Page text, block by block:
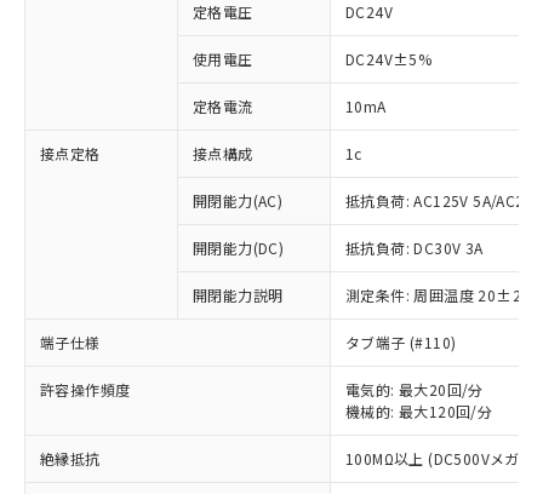
定格電圧 DC24V
使用電圧 DC24V±5%
定格電流 10mA
接点定格 接点構成 1c
開閉能力(AC) 抵抗負荷: AC125V 5A/
開閉能力(DC) 抵抗負荷: DC30V 3A
開閉能力説明 測定条件: 周囲温度 20±2℃
端子仕様 タブ端子 (#110)
許容操作頻度
電気的: 最大20回/分
機械的: 最大120回/分
絶縁抵抗 100MΩ以上 (DC500Vメガ)
※1 対応状況
対応済み：EU RoHS指令（10物質）の
非含有に対応した製品が提供可能な商品で